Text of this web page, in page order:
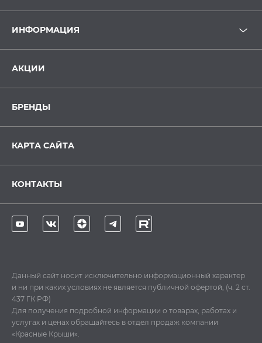
ИНФОРМАЦИЯ
АКЦИИ
БРЕНДЫ
КАРТА САЙТА
КОНТАКТЫ
Данный сайт носит исключительно информационный характер
и ни при каких условиях не является публичной офертой, (ч. 2 ст.
437 ГК РФ)
Для получения подробной информации о товарах, работах и
услугах и ценах обращайтесь в отдел продаж компании
«Красные Крыши».